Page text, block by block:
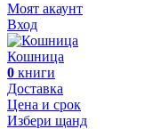
Моят акаунт
Вход
Кошница
0 книги
Доставка
Цена и срок
Избери щанд